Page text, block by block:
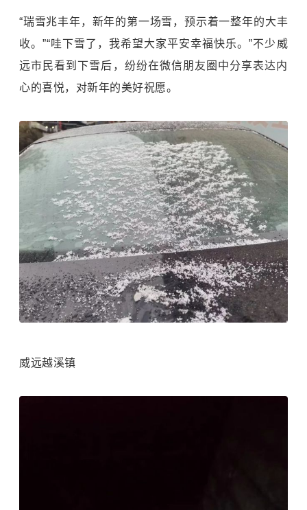
“瑞雪兆丰年，新年的第一场雪，预示着一整年的大丰
收。”“哇下雪了，我希望大家平安幸福快乐。”不少威
远市民看到下雪后，纷纷在微信朋友圈中分享表达内
心的喜悦，对新年的美好祝愿。
威远越溪镇